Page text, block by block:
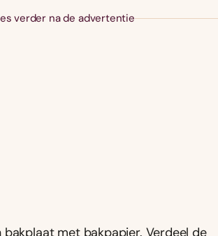
verder na de advertentie
bakplaat met bakpapier. Verdeel de